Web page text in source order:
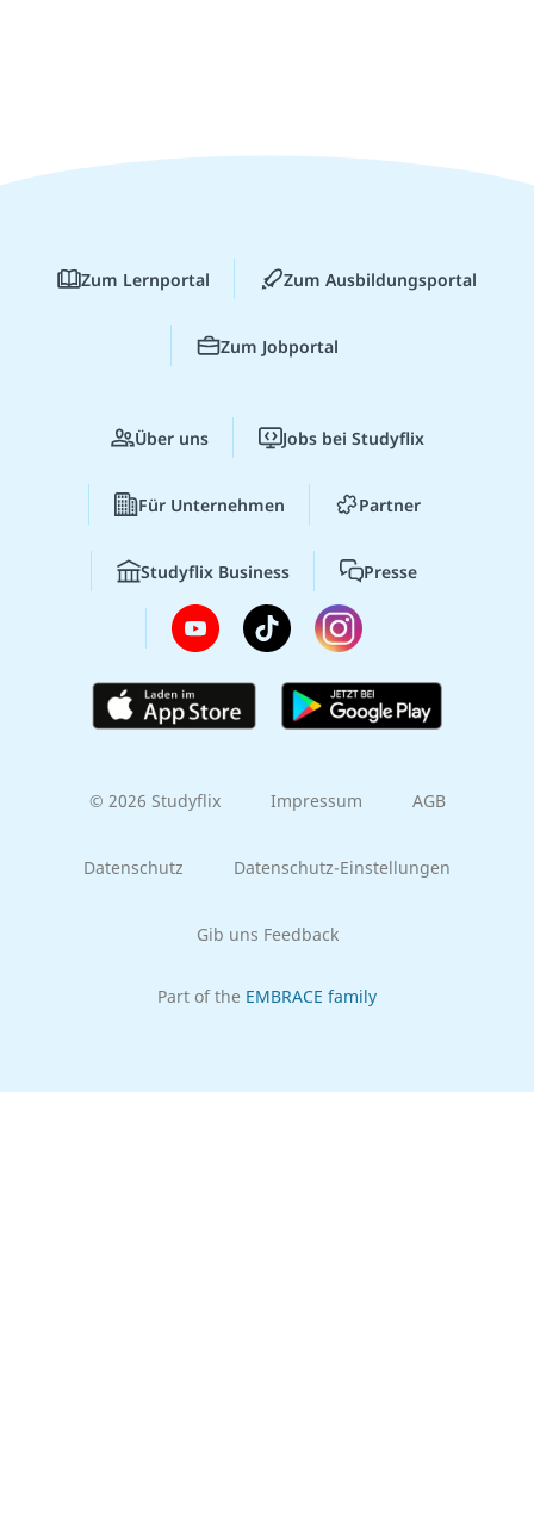
Zum Lernportal Zum Ausbildungsportal
Zum Jobportal
Über uns Jobs bei Studyflix
Für Unternehmen Partner
Studyflix Business Presse
© 2026 Studyflix Impressum AGB
Datenschutz Datenschutz-Einstellungen
Gib uns Feedback
Part of the EMBRACE family